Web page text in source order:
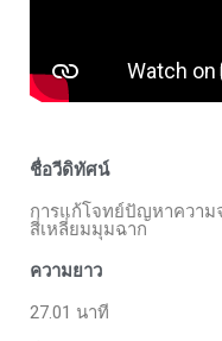
ชื่อวีดิทัศน์
การแก้โจทย์ปัญหาความ
สี่เหลี่ยมมุมฉาก
ความยาว
27.01 นาที